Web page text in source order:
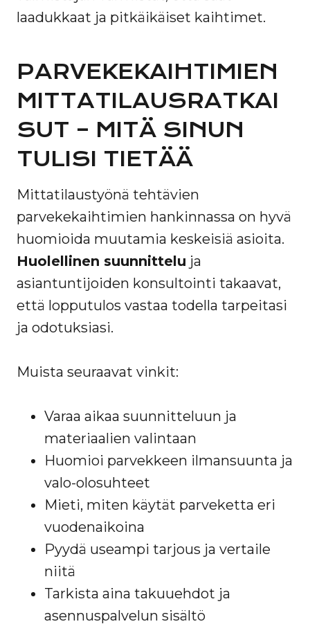
laadukkaat ja pitkäikäiset kaihtimet.
PARVEKEKAIHTIMIEN
MITTATILAUSRATKAI
SUT – MITÄ SINUN
TULISI TIETÄÄ
Mittatilaustyönä tehtävien
parvekekaihtimien hankinnassa on hyvä
huomioida muutamia keskeisiä asioita.
Huolellinen suunnittelu ja
asiantuntijoiden konsultointi takaavat,
että lopputulos vastaa todella tarpeitasi
ja odotuksiasi.
Muista seuraavat vinkit:
Varaa aikaa suunnitteluun ja
materiaalien valintaan
Huomioi parvekkeen ilmansuunta ja
valo-olosuhteet
Mieti, miten käytät parveketta eri
vuodenaikoina
Pyydä useampi tarjous ja vertaile
niitä
Tarkista aina takuuehdot ja
asennuspalvelun sisältö